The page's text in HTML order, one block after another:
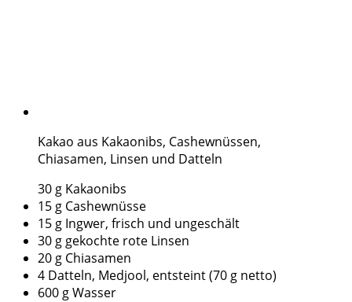
Kakao aus Kakaonibs, Cashewnüssen,
Chiasamen, Linsen und Datteln
30 g Kakaonibs
15 g Cashewnüsse
15 g Ingwer, frisch und ungeschält
30 g gekochte rote Linsen
20 g Chiasamen
4 Datteln, Medjool, entsteint (70 g netto)
600 g Wasser